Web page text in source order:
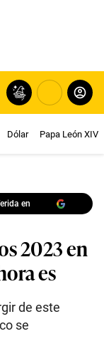
Dólar Papa León XIV
en
2023 en
es
de este
se